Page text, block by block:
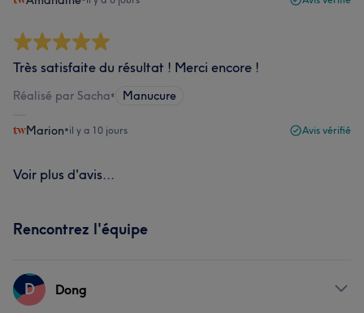
Très satisfaite du résultat ! Merci encore !
Réalisé par Sacha• Manucure
Marion•il y a 10 jours Avis vérifié
Voir plus d'avis...
Rencontrez l'équipe
D Dong